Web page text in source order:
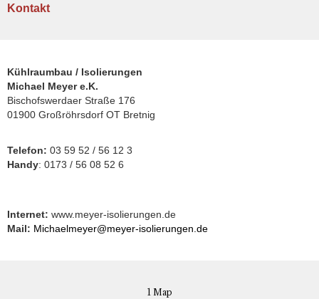
Kontakt
Kühlraumbau / Isolierungen
Michael Meyer e.K.
Bischofswerdaer Straße 176
01900 Großröhrsdorf OT Bretnig
Telefon: 03 59 52 / 56 12 3
Handy: 0173 / 56 08 52 6
Internet: www.meyer-isolierungen.de
Mail: Michaelmeyer@meyer-isolierungen.de
1 Map